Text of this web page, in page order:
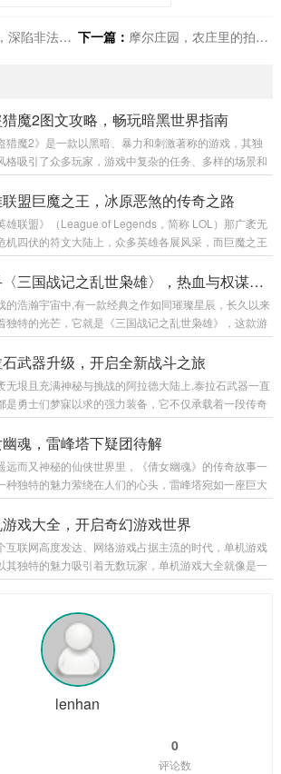
权与危害的深渊 下一篇： 摩尔庄园，农庄里的拍照奇遇
魔2图文攻略，畅玩暗黑世界指南
猎魔2》是一款以黑暗、暴力和刺激著称的游戏，其独
格吸引了众多玩家，游戏中复杂的任务、多样的场景和
战性的战斗让不少玩家感到困惑，本文将为大家带来一
的图文攻略，助力玩家顺利通关,深入体验这款游戏的魅
戏初始准备 在开始游戏前，需要对游戏的基本操作有一
。《侠盗猎魔2》的操作较为丰富，包括移动、攻击、
多个方面。 移动操作：使用键盘的方向键或者W、A、
不同的效果，比如快速奔...
盟巨魔之王，冰原恶煞的传奇之路
雄联盟》（League of Legends，简称 LOL）那广袤无
机四伏的符文大陆上，众多英雄各展风采，而巨魔之王
尔宛如冰原上的一座巍峨巨峰，散发着令人胆寒的气息,
属于自己的独特传奇。 巨魔之王特朗德尔出生于弗雷尔
片终年被冰雪覆盖的土地，这片严酷的环境塑造了他坚
且凶狠残暴的性格，弗雷尔卓德的冰原上，部落林立，
夺有限的资源，各个部落之间时常爆发激烈的冲突，特
们的生存岌岌可危...
探寻〈三国战记之乱世枭雄〉，热血与权谋交织
的浩瀚宇宙中,有一款经典之作如同璀璨星辰，长久以来
独特的光芒，它就是《三国战记之乱世枭雄》，这款游
丰富的玩法、精彩的剧情和深入人心的角色设定，带领
越回那个群雄逐鹿、战火纷飞的三国乱世。 《三国战记
枭雄》以东汉末年的三国时期为宏大背景，这个时期，
微，天下大乱，各路诸侯纷纷崛起，形成了一个个强大
集团，游戏巧妙地将历史上的重大事件和著名战役融入
以少胜多击败袁绍，奠定统一北方的基础...
武器升级，开启全新战斗之旅
无垠且充满神秘与挑战的阿拉德大陆上,泰拉石武器一直
是勇士们梦寐以求的强力装备，它不仅承载着一段传奇
，更以其独特的属性和强大的威力，在无数次惊心动魄
中陪伴着勇士们披荆斩棘，而泰拉石武器的升级，更是
冒险之旅增添了全新的色彩和无限的可能。 泰拉石武器
源于古老的泰拉文明,传说中，泰拉文明曾经无比辉煌，
技术更是达到了登峰造极的境界，泰拉石便是那个时代
万苦，收集齐所需的材料，成功锻造出...
魂，雷峰塔下疑团待解
远而又神秘的仙侠世界里，《倩女幽魂》的传奇故事一
种独特的魅力萦绕在人们的心头，雷峰塔宛如一座巨大
，矗立在烟雨朦胧的江南大地，引得无数侠客、修道之
前来探寻其中隐藏的秘密。 雷峰塔，本是镇压妖邪之物
之地，在《倩女幽魂》的世界中，它却逐渐成为了一个
异和谜团的存在，关于雷峰塔的传说层出不穷，有人说
印着上古时期的强大妖邪，其怨念化作了阴云，笼罩着
夜,就会有诡异的事件发生。 有一位年...
戏大全，开启奇幻游戏世界
互联网高度发达、网络游戏占据主流的时代，单机游戏
其独特的魅力吸引着无数玩家，单机游戏大全就像是一
，为玩家们提供了各种各样精彩纷呈的游戏体验,让我们
是单机游戏大全中非常受欢迎的一个类别，以《上古卷
天际》为例，这款游戏构建了一个宏大而开放的奇幻世
家可以自由地探索天际省的每一寸土地，与各种种族的
互动，学习魔法、剑术等技能，完成丰富多样的任务，游
富的剧情线和角色发展系统，让...
lenhan
0
评论数